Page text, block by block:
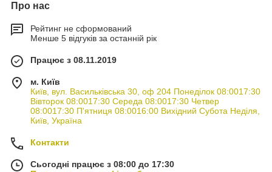
Наша компанія пропонує наступний сервіс для покупки
щоб зробити цей процес максимально швидким і
Про нас
Рейтинг не сформований
Менше 5 відгуків за останній рік
Працює з 08.11.2019
м. Київ
Київ, вул. Васильківська 30, оф 204 Понеділок 08:0017:30
Вівторок 08:0017:30 Середа 08:0017:30 Четвер
08:0017:30 П'ятниця 08:0016:00 Вихідний Субота Неділя,
Київ, Україна
Контакти
Сьогодні працює з 08:00 до 17:30